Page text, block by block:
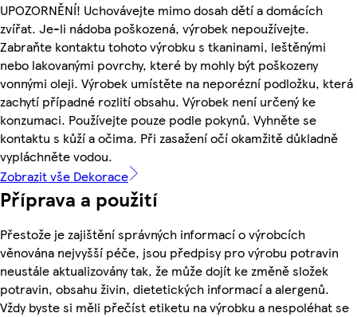
UPOZORNĚNÍ! Uchovávejte mimo dosah dětí a domácích
zvířat. Je-li nádoba poškozená, výrobek nepoužívejte.
Zabraňte kontaktu tohoto výrobku s tkaninami, leštěnými
nebo lakovanými povrchy, které by mohly být poškozeny
vonnými oleji. Výrobek umístěte na neporézní podložku, která
zachytí případné rozlití obsahu. Výrobek není určený ke
konzumaci. Používejte pouze podle pokynů. Vyhněte se
kontaktu s kůží a očima. Při zasažení očí okamžitě důkladně
vypláchněte vodou.
Zobrazit vše Dekorace
Příprava a použití
Přestože je zajištění správných informací o výrobcích
věnována nejvyšší péče, jsou předpisy pro výrobu potravin
neustále aktualizovány tak, že může dojít ke změně složek
potravin, obsahu živin, dietetických informací a alergenů.
Vždy byste si měli přečíst etiketu na výrobku a nespoléhat se